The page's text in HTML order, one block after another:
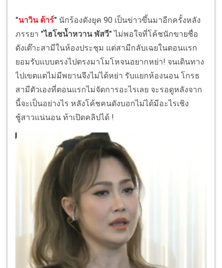
"นาวิน ต้าร์" นักร้องดังยุค 90 เป็นข่าวขึ้นมาอีกครั้งหลัง
ภรรยา "ไฮโซน้ำหวาน พัสวี" ไม่พอใจที่โค้ชนักขายชื่อ
ดังเต๊าะสามีในห้องประชุม แต่สามีกลับเฉยในตอนแรก
ยอมรับแบบตรงไปตรงมาโมโหจนอยากหย่า! จนเดินทาง
ไปเขตแตไม่มีพยานจึงไม่ได้หย่า รับแยกห้องนอน โกรธ
สามีตัวเองที่ตอนแรกไม่จัดการอะไรเลย จะรอดูหลังจาก
นี้จะเป็นอย่างไร หลังโค้ชคนดังบอกไม่ได้มีอะไรเชิง
ชู้สาวแน่นอน ท้าเปิดคลิปได้ !